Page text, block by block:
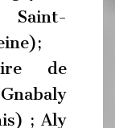
de
; Aly